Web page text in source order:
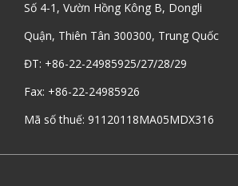
Số 4-1, Vườn Hồng Kông B, Dongli
Quận, Thiên Tân 300300, Trung Quốc
ĐT: +86-22-24985925/27/28/29
Fax: +86-22-24985926
Mã số thuế: 91120118MA05MDX316